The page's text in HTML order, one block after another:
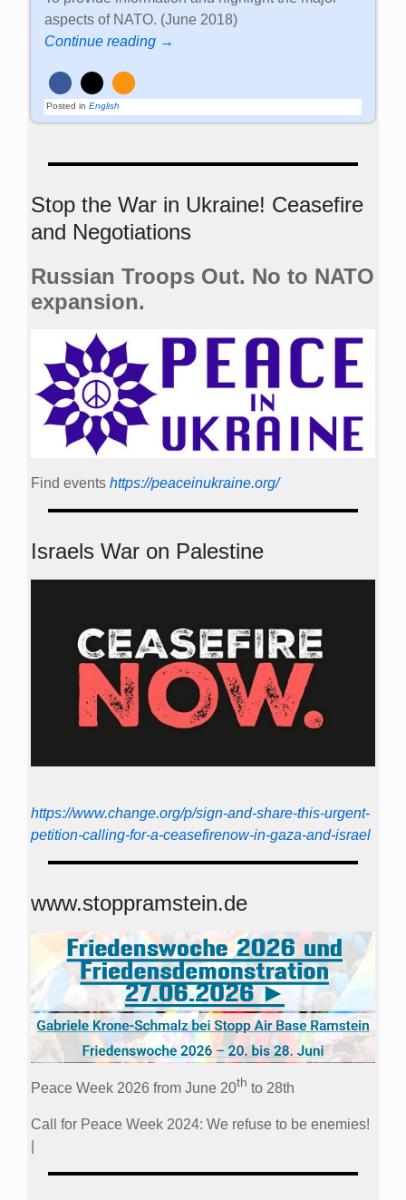
aspects of NATO. (June 2018)
Continue reading →
Posted in English
Stop the War in Ukraine! Ceasefire
and Negotiations
Russian Troops Out. No to NATO
expansion.
Find events https://peace­in­ukraine.org/
Israels War on Palestine
https://www.change.org/p/sign-and-share-this-urgent-
petition-calling-for-a-ceasefirenow-in-gaza-and-israel
www.stoppramstein.de
Peace Week 2026 from June 20th to 28th
Call for Peace Week 2024: We refuse to be enemies!